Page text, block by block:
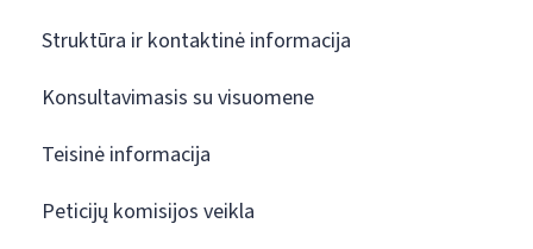
Struktūra ir kontaktinė informacija
Konsultavimasis su visuomene
Teisinė informacija
Peticijų komisijos veikla